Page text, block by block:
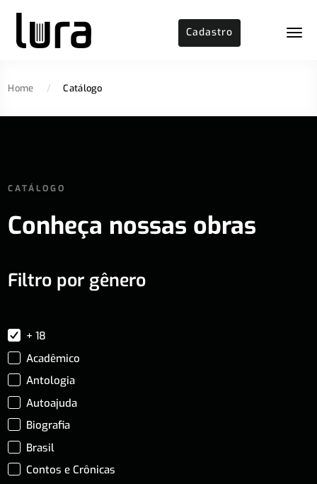
Cadastro
Home / Catálogo
CATÁLOGO
Conheça nossas obras
Filtro por gênero
+ 18
Acadêmico
Antologia
Autoajuda
Biografia
Brasil
Contos e Crônicas